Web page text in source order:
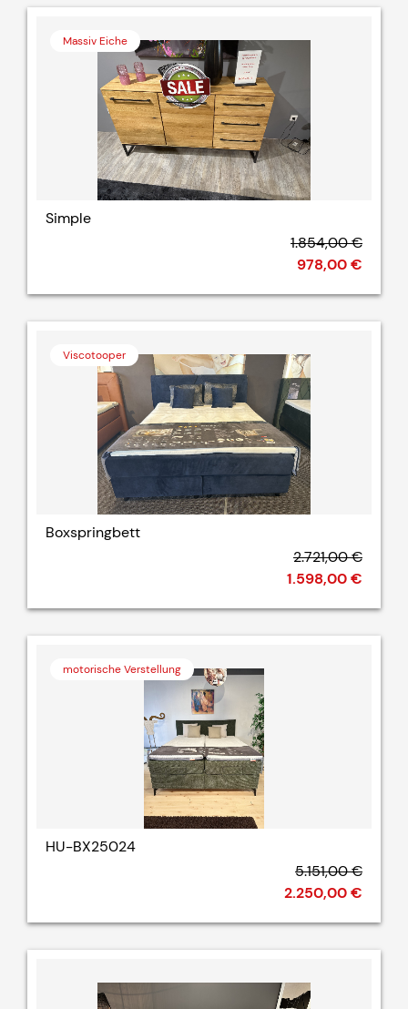
Massiv Eiche
Simple
1.854,00 €
978,00 €
Viscotooper
Boxspringbett
2.721,00 €
1.598,00 €
motorische Verstellung
HU-BX25024
5.151,00 €
2.250,00 €